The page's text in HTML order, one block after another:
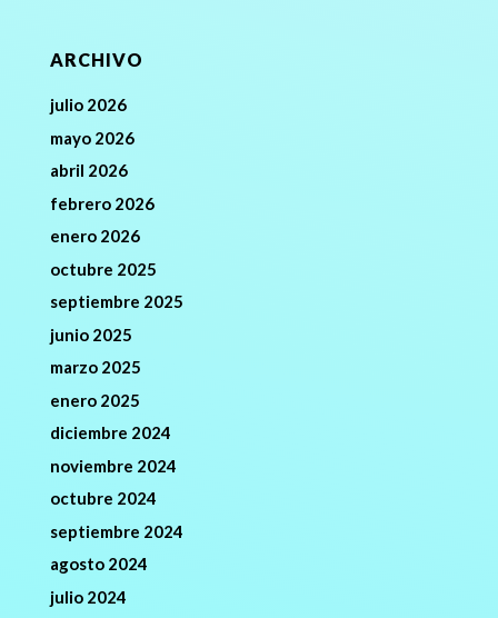
ARCHIVO
julio 2026
mayo 2026
abril 2026
febrero 2026
enero 2026
octubre 2025
septiembre 2025
junio 2025
marzo 2025
enero 2025
diciembre 2024
noviembre 2024
octubre 2024
septiembre 2024
agosto 2024
julio 2024